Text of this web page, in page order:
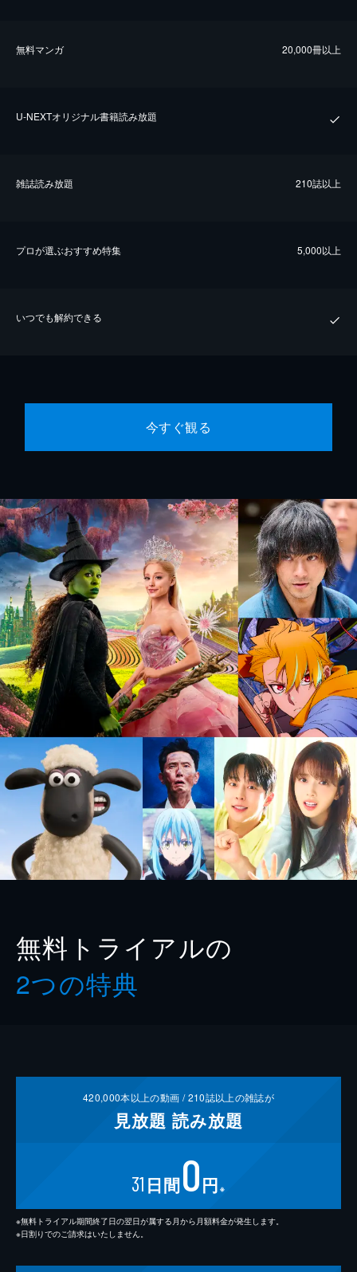
無料マンガ 20,000冊以上
U-NEXTオリジナル書籍読み放題
雑誌読み放題 210誌以上
プロが選ぶおすすめ特集 5,000以上
いつでも解約できる
今すぐ観る
無料トライアルの
2つの特典
420,000本以上の動画 /210誌以上の雑誌が
見放題 読み放題
31 日間0円 ※
※無料トライアル期間終了日の翌日が属する月から月額料金が発生します。
※日割りでのご請求はいたしません。